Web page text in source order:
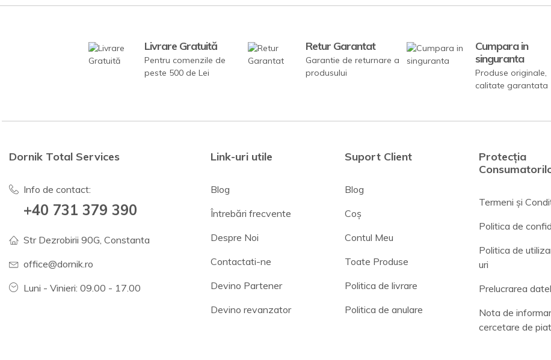
Livrare Gratuită
Pentru comenzile de
peste 500 de Lei
Retur Garantat
Garantie de returnare a
produsului
Cumpara in
singuranta
Produse originale,
calitate garantata
Dornik Total Services
Info de contact:
+40 731 379 390
Str Dezrobirii 90G, Constanta
office@dornik.ro
Luni - Vinieri: 09.00 - 17.00
Link-uri utile
Blog
Întrebări frecvente
Despre Noi
Contactati-ne
Devino Partener
Devino revanzator
Suport Client
Blog
Coș
Contul Meu
Toate Produse
Politica de livrare
Politica de anulare
Protecția
Termeni și
Politica de
Politica de
uri
Prelucrarea
Nota de
cercetare de